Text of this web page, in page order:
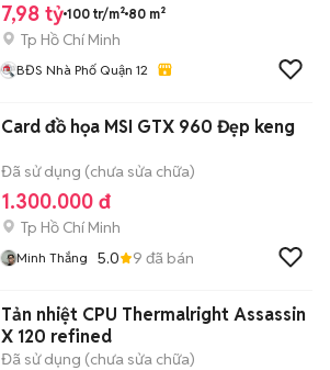
7,98 tỷ 100 tr/m² 80 m²
Tp Hồ Chí Minh
BĐS Nhà Phố Quận 12
Card đồ họa MSI GTX 960 Đẹp keng
Đã sử dụng (chưa sửa chữa)
1.300.000 đ
Tp Hồ Chí Minh
Minh Thắng 5.0 9 đã bán
Tản nhiệt CPU Thermalright Assassin
X 120 refined
Đã sử dụng (chưa sửa chữa)